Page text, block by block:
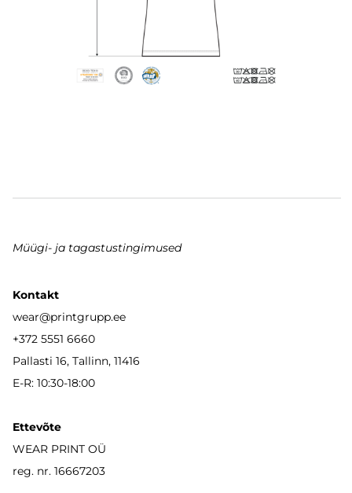
Müügi- ja tagastustingimused
Kontakt
wear@printgrupp.ee
+372 5551 6660
Pallasti 16, Tallinn, 11416
E-R: 10:30-18:00
Ettevõte
WEAR PRINT OÜ
reg. nr. 16667203